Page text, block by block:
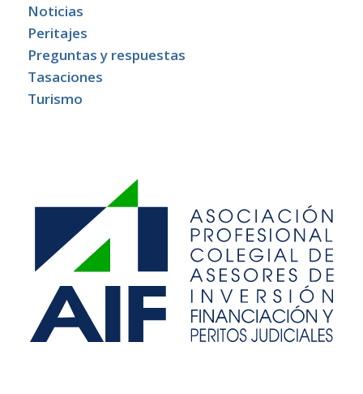
Noticias
Peritajes
Preguntas y respuestas
Tasaciones
Turismo